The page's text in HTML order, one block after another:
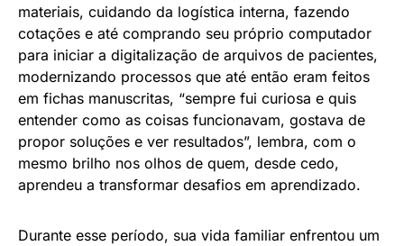
materiais, cuidando da logística interna, fazendo
cotações e até comprando seu próprio computador
para iniciar a digitalização de arquivos de pacientes,
modernizando processos que até então eram feitos
em fichas manuscritas, “sempre fui curiosa e quis
entender como as coisas funcionavam, gostava de
propor soluções e ver resultados”, lembra, com o
mesmo brilho nos olhos de quem, desde cedo,
aprendeu a transformar desafios em aprendizado.
Durante esse período, sua vida familiar enfrentou um